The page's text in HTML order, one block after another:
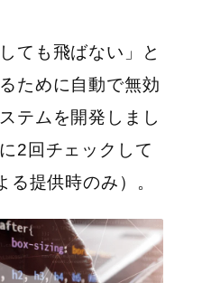
ても飛ばない」と
ために自動で無効
テムを開発しまし
2回チェックして
提供時のみ）。